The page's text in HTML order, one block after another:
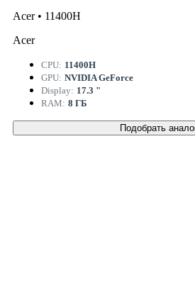
Acer • 11400H
Acer
CPU: 11400H
GPU: NVIDIA GeForce
Display: 17.3 "
RAM: 8 ГБ
Подобрать